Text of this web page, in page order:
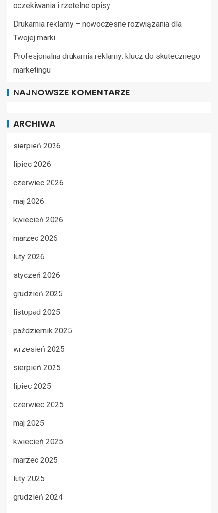
oczekiwania i rzetelne opisy
Drukarnia reklamy – nowoczesne rozwiązania dla
Twojej marki
Profesjonalna drukarnia reklamy: klucz do skutecznego
marketingu
NAJNOWSZE KOMENTARZE
ARCHIWA
sierpień 2026
lipiec 2026
czerwiec 2026
maj 2026
kwiecień 2026
marzec 2026
luty 2026
styczeń 2026
grudzień 2025
listopad 2025
październik 2025
wrzesień 2025
sierpień 2025
lipiec 2025
czerwiec 2025
maj 2025
kwiecień 2025
marzec 2025
luty 2025
grudzień 2024